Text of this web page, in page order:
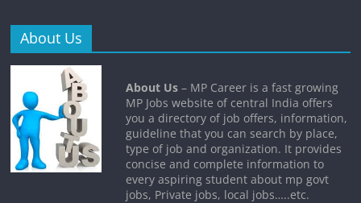
About Us
About Us – MP Career is a fast growing
MP Jobs website of central India offers
you a directory of job offers, information,
guideline that you can search by place,
type of job and organization. It provides
concise and complete information to
every aspiring student about mp govt
jobs, Private jobs, local jobs…..etc.